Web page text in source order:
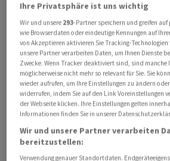
Sektor des Kunstmarkts, wie sie
der Art Basel und der UBS
beflügelt sein.
Neben den Picassos und weiteren
Klassischen Moderne dürften auch
verstorbenen Star-Künstler Georg
anderem bei Thaddaeus Ropac)
Gray) für hohe Verkaufspreise
Ihre Privatsphäre ist uns wichtig
Wir und unsere 293-Partner speichern und greifen auf
wie Browserdaten oder eindeutige Kennungen auf
von Akzeptieren aktivieren Sie Tracking-
unsere Partner verarbeiten Daten, um Ihnen Dienste
Zwecke. Wenn Tracker deaktiviert sind, sind manche
möglicherweise nicht mehr so relevant für Sie. Sie
wieder aufrufen, um Ihre Einstellungen zu ändern
widerrufen, indem Sie auf den Link Voreinstellungen
der Webseite klicken. Ihre Einstellungen gelten
Informationen finden Sie in unserer
Wir und unsere Partner verarbeiten
bereitzustellen:
Verwendung genauer Standortdaten.